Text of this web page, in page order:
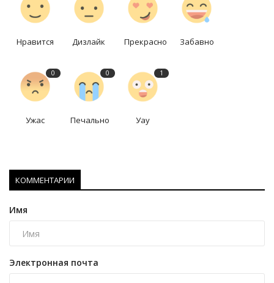
Нравится Дизлайк Прекрасно Забавно
0
Ужас
0
Печально
1
Уау
КОММЕНТАРИИ
Имя
Электронная почта